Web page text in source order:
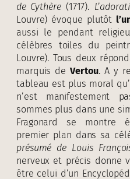
de Cythère(1717).
Louvre) évoque plutôt
aussi le pendant
célèbres toiles du
Louvre). Tous deux
marquis deVertou. A y
tableau est plus moral
n’est manifestement
sommes plus dans une
Fragonard se montre
premier plan dans sa
présumé de Louis
nerveux et précis donne
être celui d’un